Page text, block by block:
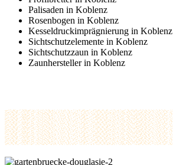
Palisaden in Koblenz
Rosenbogen in Koblenz
Kesseldruckimprägnierung in Koblenz
Sichtschutzelemente in Koblenz
Sichtschutzzaun in Koblenz
Zaunhersteller in Koblenz